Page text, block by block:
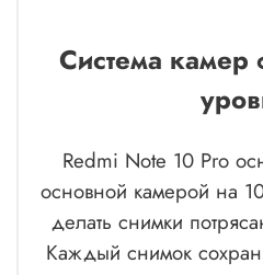
Система камер
Redmi Note 10 Pro
основной камерой на
делать снимки
Каждый снимок